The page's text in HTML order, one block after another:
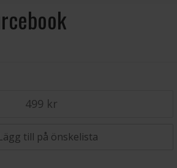
499 kr
till på önskelista